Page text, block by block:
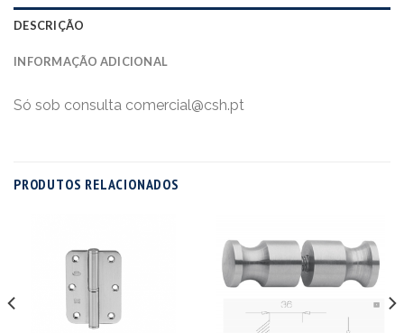
DESCRIÇÃO
INFORMAÇÃO ADICIONAL
Só sob consulta comercial@csh.pt
PRODUTOS RELACIONADOS